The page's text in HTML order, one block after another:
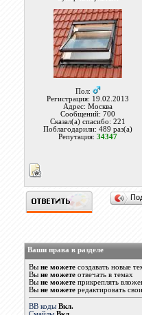
Пол:
Регистрация: 19.02.2013
Адрес: Москва
Сообщений: 700
Сказал(а) спасибо: 221
Поблагодарили: 489 раз(а)
Репутация:34347
Ваши права в разделе
Вы не можетесоздавать новые
Вы не можетеотвечать в темах
Вы не можетеприкреплять
Вы не можетередактировать
BB коды Вкл.